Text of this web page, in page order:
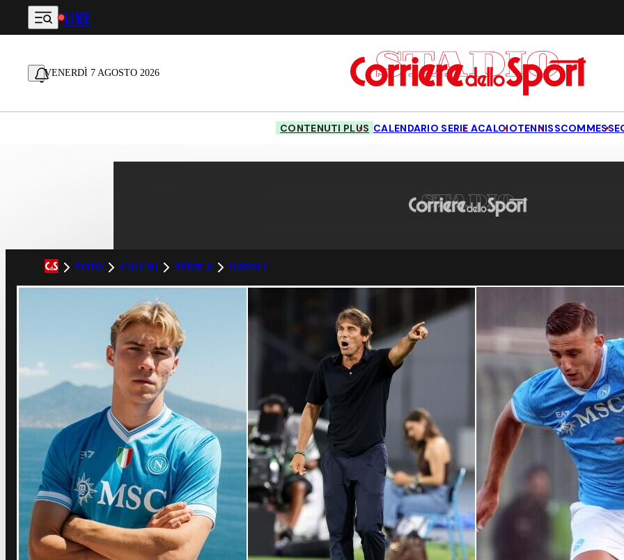
Vai al contenuto principale
LIVE
VENERDÌ 7 AGOSTO 2026
CONTENUTI PLUS CALENDARIO SERIE ACALCIOTENNISSCOMMESSE
FOTO CALCIO SERIE A NAPOLI